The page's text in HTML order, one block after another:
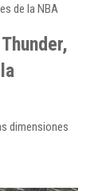
de la NBA
dimensiones